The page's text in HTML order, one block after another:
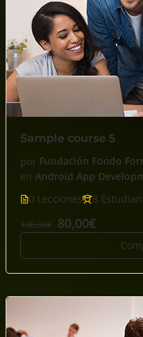
Sample course 5
por Fundación Fondo
en Android App
0 Lecciones
8
100,00€ 80,00€